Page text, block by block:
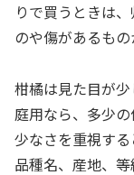
りで買うときは
のや傷があるもの
柑橘は見た目が
庭用なら、多少
少なさを重視する
品種名、産地、等